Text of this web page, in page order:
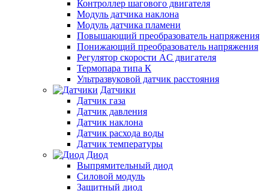
Контроллер шагового двигателя
Модуль датчика наклона
Модуль датчика пламени
Повышающий преобразователь напряжения
Понижающий преобразователь напряжения
Регулятор скорости AC двигателя
Термопара типа К
Ультразвуковой датчик расстояния
Датчики
Датчик газа
Датчик давления
Датчик наклона
Датчик расхода воды
Датчик температуры
Диод
Выпрямительный диод
Силовой модуль
Защитный диод